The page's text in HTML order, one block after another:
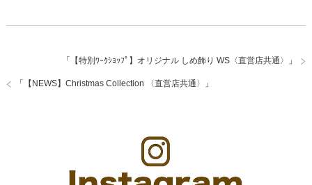
「 【特別ﾜｰｸｼｮｯﾌﾟ】オリジナル しめ飾り WS〈直営店共通〉 」
「 【NEWS】Christmas Collection 〈直営店共通〉 」